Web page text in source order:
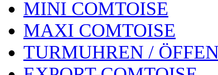
MINI COMTOISE
MAXI COMTOISE
TURMUHREN /